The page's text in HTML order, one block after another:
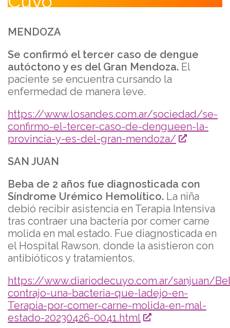
MENDOZA
Se confirmó el tercer caso de dengue
autóctono y es del Gran Mendoza. El
paciente se encuentra cursando la
enfermedad de manera leve.
https://www.losandes.com.ar/sociedad/se-
confirmo-el-tercer-caso-de-dengueen-la-
provincia-y-es-del-gran-mendoza/
SAN JUAN
Beba de 2 años fue diagnosticada con
Síndrome Urémico Hemolítico. La niña
debió recibir asistencia en Terapia Intensiva
tras contraer una bacteria por comer carne
molida en mal estado. Fue diagnosticada en
el Hospital Rawson, donde la asistieron con
antibióticos y tratamientos.
https://www.diariodecuyo.com.ar/sanjuan/
contrajo-una-bacteria-que-ladejo-en-
Terapia-por-comer-carne-molida-en-mal-
estado-20230426-0041.html